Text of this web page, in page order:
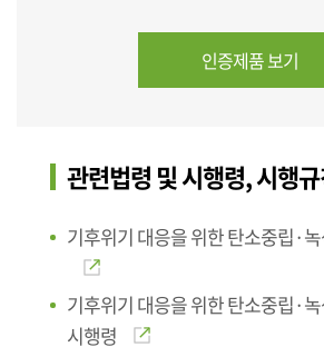
인증제품 보기
관련법령 및 시행령, 시행
기후위기 대응을 위한 탄소중립·
기후위기 대응을 위한 탄소중립·
시행령